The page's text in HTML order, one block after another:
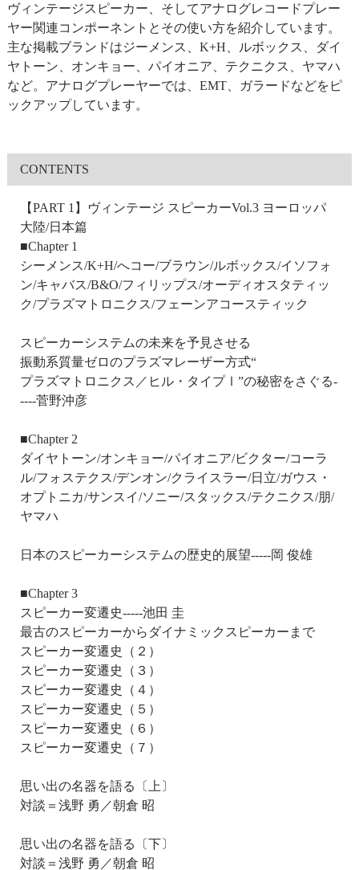
ヴィンテージスピーカー、そしてアナログレコードプレー
ヤー関連コンポーネントとその使い方を紹介しています。
主な掲載ブランドはジーメンス、K+H、ルボックス、ダイ
ヤトーン、オンキョー、パイオニア、テクニクス、ヤマハ
など。アナログプレーヤーでは、EMT、ガラードなどをピ
ックアップしています。
CONTENTS
【PART 1】ヴィンテージ スピーカーVol.3 ヨーロッパ
大陸/日本篇
■Chapter 1
シーメンス/K+H/へコー/ブラウン/ルボックス/イソフォ
ン/キャバス/B&O/フィリップス/オーディオスタティッ
ク/プラズマトロニクス/フェーンアコースティック
スピーカーシステムの未来を予見させる
振動系質量ゼロのプラズマレーザー方式“
プラズマトロニクス／ヒル・タイプⅠ”の秘密をさぐる-
----菅野沖彦
■Chapter 2
ダイヤトーン/オンキョー/パイオニア/ビクター/コーラ
ル/フォステクス/デンオン/クライスラー/日立/ガウス・
オプトニカ/サンスイ/ソニー/スタックス/テクニクス/朋/
ヤマハ
日本のスピーカーシステムの歴史的展望-----岡 俊雄
■Chapter 3
スピーカー変遷史-----池田 圭
最古のスピーカーからダイナミックスピーカーまで
スピーカー変遷史（２）
スピーカー変遷史（３）
スピーカー変遷史（４）
スピーカー変遷史（５）
スピーカー変遷史（６）
スピーカー変遷史（７）
思い出の名器を語る〔上〕
対談＝浅野 勇／朝倉 昭
思い出の名器を語る〔下〕
対談＝浅野 勇／朝倉 昭